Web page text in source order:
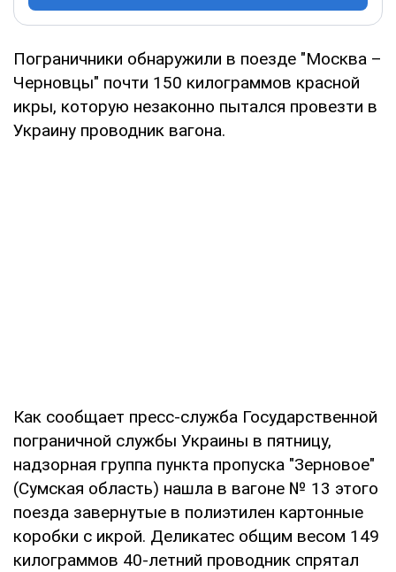
Пограничники обнаружили в поезде "Москва –
Черновцы" почти 150 килограммов красной
икры, которую незаконно пытался провезти в
Украину проводник вагона.
Как сообщает пресс-служба Государственной
пограничной службы Украины в пятницу,
надзорная группа пункта пропуска "Зерновое"
(Сумская область) нашла в вагоне № 13 этого
поезда завернутые в полиэтилен картонные
коробки с икрой. Деликатес общим весом 149
килограммов 40-летний проводник спрятал